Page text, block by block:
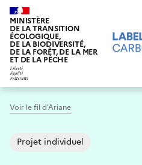
Aller
au
contenu
principal
MINISTÈRE
DE LA TRANSITION
ÉCOLOGIQUE,
DE LA BIODIVERSITÉ,
DE LA FORÊT, DE LA MER
ET DE LA PÊCHE
Voir le fil d'Ariane
Projet individuel